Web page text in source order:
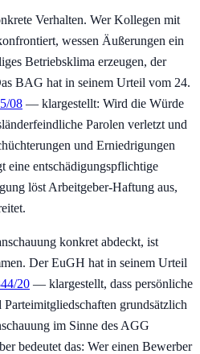
Verhalten. Wer Kollegen mit
wessen Äußerungen ein
Betriebsklima erzeugen, der
BAG hat in seinem Urteil vom 24.
08 — klargestellt: Wird die Würde
Parolen verletzt und
und Erniedrigungen
eine entschädigungspflichtige
löst Arbeitgeber-Haftung aus,
konkret abdeckt, ist
Der EuGH hat in seinem Urteil
20 — klargestellt, dass persönliche
grundsätzlich
im Sinne des AGG
bedeutet das: Wer einen Bewerber